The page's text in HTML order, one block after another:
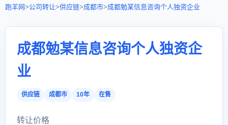
跑羊网>公司转让>供应链>成都市>成都勉某信息咨询个人独资企业
成都勉某信息咨询个人独资企
业
供应链 成都市 10年 在售
转让价格